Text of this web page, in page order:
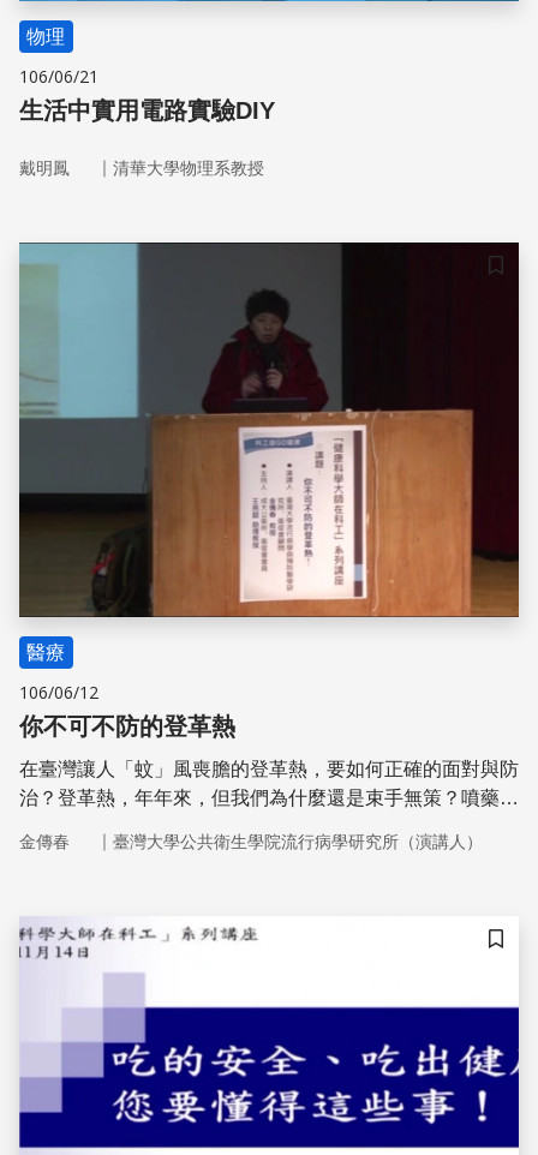
物理
106/06/21
生活中實用電路實驗DIY
戴明鳳 ｜ 清華大學物理系教授
儲存
醫療
106/06/12
你不可不防的登革熱
在臺灣讓人「蚊」風喪膽的登革熱，要如何正確的面對與防
治？登革熱，年年來，但我們為什麼還是束手無策？噴藥噴
用？面對登革熱，民眾到底可以怎麼做，才能保健康、不心
度來面對我們耳熟能詳卻又似懂非懂的登革熱。
金傳春 ｜ 臺灣大學公共衛生學院流行病學研究所（演講人）
儲存